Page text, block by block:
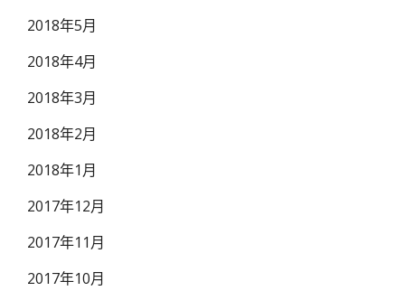
2018年5月
2018年4月
2018年3月
2018年2月
2018年1月
2017年12月
2017年11月
2017年10月